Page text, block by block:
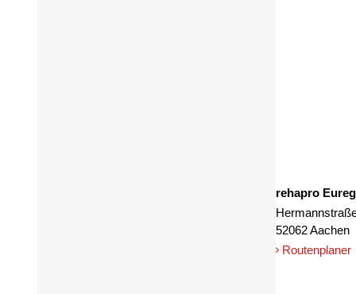
rehapro
52062 Aachen
Routenplaner